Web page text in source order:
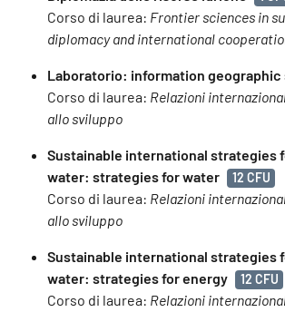
Corso di laurea: Frontier sciences in
diplomacy and international
Laboratorio: information geographic
Corso di laurea: Relazioni
allo sviluppo
Sustainable international strategies
water: strategies for water
12 CFU
Corso di laurea: Relazioni
allo sviluppo
Sustainable international strategies
water: strategies for energy
12 CFU
Corso di laurea: Relazioni